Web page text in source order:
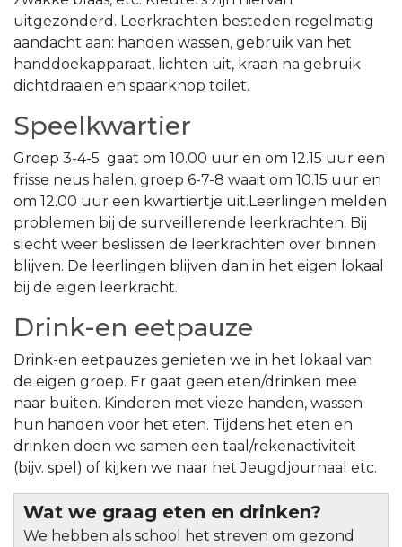
uitgezonderd. Leerkrachten besteden regelmatig
aandacht aan: handen wassen, gebruik van het
handdoekapparaat, lichten uit, kraan na gebruik
dichtdraaien en spaarknop toilet.
Speelkwartier
Groep 3-4-5 gaat om 10.00 uur en om 12.15 uur een
frisse neus halen, groep 6-7-8 waait om 10.15 uur en
om 12.00 uur een kwartiertje uit.Leerlingen melden
problemen bij de surveillerende leerkrachten. Bij
slecht weer beslissen de leerkrachten over binnen
blijven. De leerlingen blijven dan in het eigen lokaal
bij de eigen leerkracht.
Drink-en eetpauze
Drink-en eetpauzes genieten we in het lokaal van
de eigen groep. Er gaat geen eten/drinken mee
naar buiten. Kinderen met vieze handen, wassen
hun handen voor het eten. Tijdens het eten en
drinken doen we samen een taal/rekenactiviteit
(bijv. spel) of kijken we naar het Jeugdjournaal etc.
Wat we graag eten en drinken?
We hebben als school het streven om gezond